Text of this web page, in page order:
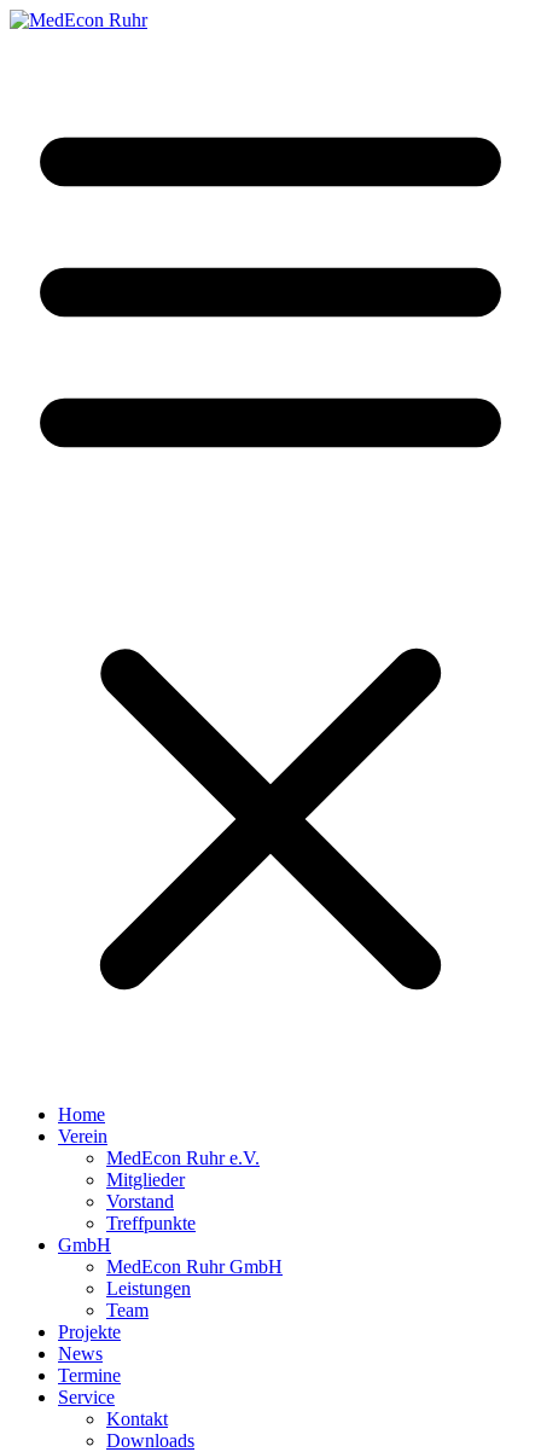
Home
Verein
MedEcon Ruhr e.V.
Mitglieder
Vorstand
Treffpunkte
GmbH
MedEcon Ruhr GmbH
Leistungen
Team
Projekte
News
Termine
Service
Kontakt
Downloads